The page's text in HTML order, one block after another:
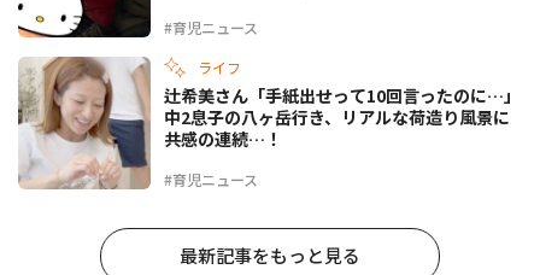
#育児ニュース
ライフ
#育児ニュース
辻希美さん「手紙出せって10回言ったのに…」
中2息子の八ヶ岳行き、リアルな荷造り風景に
共感の連続…！
最新記事をもっと見る